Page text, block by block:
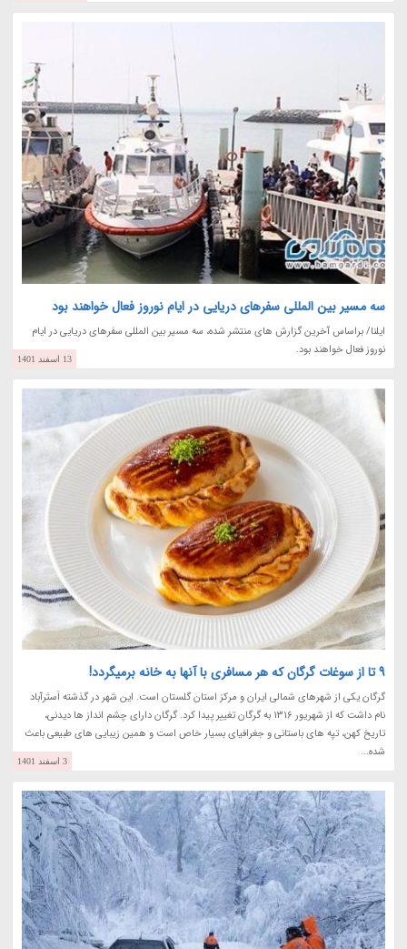
سه مسیر بین المللی سفرهای دریایی در ایام نوروز فعال خواهند بود
ایلنا/ براساس آخرین گزارش های منتشر شده، سه مسیر بین المللی سفرهای دریایی در ایام
نوروز فعال خواهند بود.
13 اسفند 1401
9 تا از سوغات گرگان که هر مسافری با آنها به خانه برمیگردد!
گرگان یکی از شهرهای شمالی ایران و مرکز استان گلستان است. این شهر در گذشته اَستَرآباد
نام داشت که از شهریور 1316 به گرگان تغییر پیدا کرد. گرگان دارای چشم انداز ها دیدنی،
تاریخ کهن، تپه های باستانی و جغرافیای بسیار خاص است و همین زیبایی های طبیعی باعث
شده...
3 اسفند 1401